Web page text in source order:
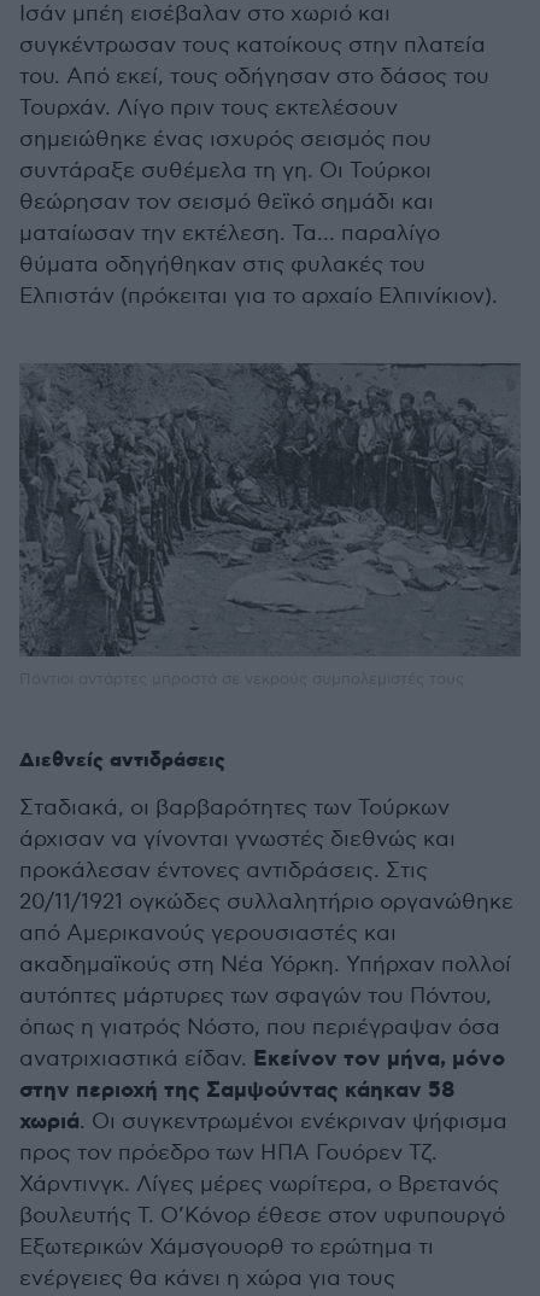
Ισάν μπέη εισέβαλαν στο χωριό και
συγκέντρωσαν τους κατοίκους στην πλατεία
του. Από εκεί, τους οδήγησαν στο δάσος του
Τουρχάν. Λίγο πριν τους εκτελέσουν
σημειώθηκε ένας ισχυρός σεισμός που
συντάραξε συθέμελα τη γη. Οι Τούρκοι
θεώρησαν τον σεισμό θεϊκό σημάδι και
ματαίωσαν την εκτέλεση. Τα... παραλίγο
θύματα οδηγήθηκαν στις φυλακές του
Ελπιστάν (πρόκειται για το αρχαίο Ελπινίκιον).
Διεθνείς αντιδράσεις
Σταδιακά, οι βαρβαρότητες των Τούρκων
άρχισαν να γίνονται γνωστές διεθνώς και
προκάλεσαν έντονες αντιδράσεις. Στις
20/11/1921 ογκώδες συλλαλητήριο οργανώθηκε
από Αμερικανούς γερουσιαστές και
ακαδημαϊκούς στη Νέα Υόρκη. Υπήρχαν πολλοί
αυτόπτες μάρτυρες των σφαγών του Πόντου,
όπως η γιατρός Νόστο, που περιέγραψαν όσα
ανατριχιαστικά είδαν. Εκείνον τον μήνα, μόνο
στην περιοχή της Σαμψούντας κάηκαν 58
χωριά. Οι συγκεντρωμένοι ενέκριναν ψήφισμα
προς τον πρόεδρο των ΗΠΑ Γουόρεν Τζ.
Χάρντινγκ. Λίγες μέρες νωρίτερα, ο Βρετανός
βουλευτής T. O’Κόνορ έθεσε στον υφυπουργό
Εξωτερικών Χάμσγουορθ το ερώτημα τι
ενέργειες θα κάνει η χώρα για τους